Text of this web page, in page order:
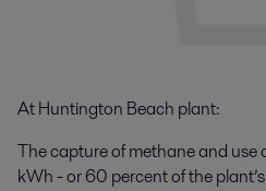
At Huntington Beach plant:
Thecapture of methane and use
kWh - or 60 percent ofthe plant’s